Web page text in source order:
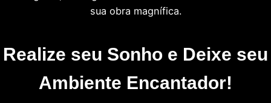
sua obra magnífica.
Realize seu Sonho e Deixe seu
Ambiente Encantador!